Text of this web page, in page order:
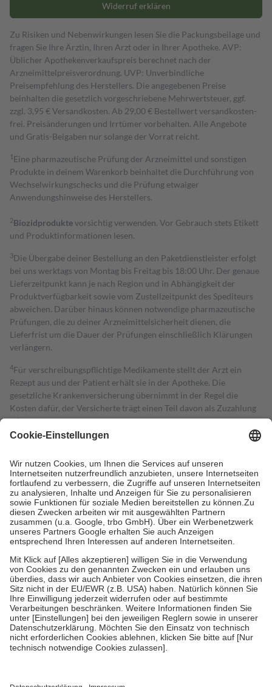
Widerruf erklären
Zu Risiken und Nebenwirkungen lesen Sie die Packungsbeilage und
fragen Sie Ihre Ärztin, Ihren Arzt oder in Ihrer Apotheke. AVP:
Üblicher Apothekenverkaufspreis berechnet nach der
Arzneimittelpreisverordnung. UVP: Unverbindliche
Preisempfehlung des Herstellers. Die angegebenen Preise
beinhalten die gesetzlich vorgeschriebene Mehrwertsteuer, ggf.
zzgl. 3,95 € Versandkosten. Ab 29,00 € Bestell­wert versand­kosten­
frei. Preisänderungen und Irrtümer vorbehalten. Alle Angebote
und Gratis-Beigaben nur solange der Vorrat reicht.
1 Eine pharmazeutische Prüfung der Arzneimittel und sonstigen
Produkte in deinem Warenkorb beinhaltet die Durchführung von
Wechselwirkungschecks und die Prüfung etwaiger
Anwendungshinweise des Herstellers.
2Biozidproduktevorsichtig verwenden. Vor Gebrauch stets Etikett
und Produktinformationen lesen.
3Die Übergabe deiner Bestellung an den Paketdienstleister erfolgt
bei uns werktags von Montag bis Freitag bis 18:00 Uhr. Der genaue
Lieferzeitpunkt kann je nach Region und in Abhängigkeit der
Produktverfügbarkeit sowie vom Zustellzeitpunkt des Spediteurs
abweichen. Darüber hinaus können notwendige pharmazeutische
Prüfungen, die zu deiner Arzneimittelsicherheit dienen, die
Lieferfrist um die Dauer der Prüfungen einschließlich Klärungen
verlängern.
4Für verschreibungspflichtige Medikamente stellt der Arzt ein
Rezept aus und der Patient erhält sie in der Apotheke. Die
gesetzliche Krankenversicherung übernimmt in der Regel die
Kosten dafür, der Versicherte trägt einen Teil davon als Zuzahlung
mit.
Grundsätzlich leisten Mitglieder Zuzahlungen in Höhe von zehn
höchstens zehn Euro.
Es sind jedoch nie mehr als die tatsächlichen
Kosten der Leistung zu entrichten.
Diese Regeln gelten grundsätzlich auch für Online-Apotheken.
Bei Heilmitteln und häuslicher Krankenpflege beträgt die
Zuzahlung zehn Prozent der Kosten sowie zehn Euro je
Verordnung.
Um das Engagement der Versicherten für ihre eigene Gesundheit zu
stärken und die besondere Stellung der Familie zu unterstützen,
fallenkeine Zuzahlungenan bei:
• Kindern und Jugendlichen bis zum vollendeten 18. Lebensjahr
mit Ausnahme der Fahrkosten
• Untersuchungen zur Vorsorge und Früherkennung, die von der
GKV getragen werden
• empfohlenen Schutzimpfungen
• Harn- und Blutteststreifen